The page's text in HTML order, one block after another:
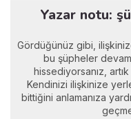
Yazar notu:
Gördüğünüz gibi,
bu şüpheler
hissediyorsanız,
Kendinizi ilişkinize
bittiğini anlamanıza